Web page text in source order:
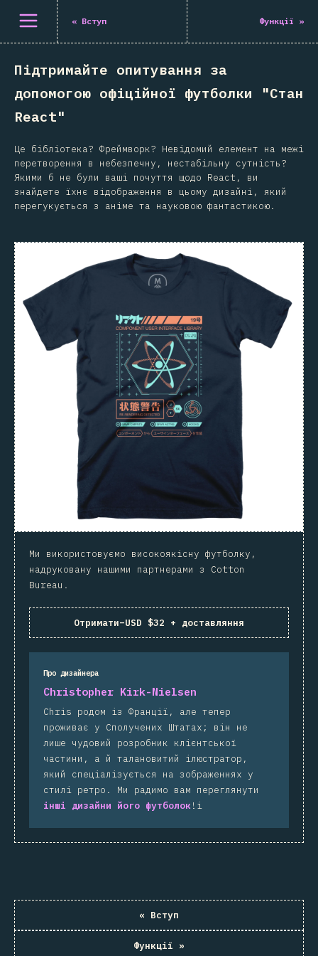
Відкрити меню
« Вступ Функції »
Підтримайте опитування за
допомогою офіційної футболки "Стан
React"
Це бібліотека? Фреймворк? Невідомий елемент на межі
перетворення в небезпечну, нестабільну сутність?
Якими б не були ваші почуття щодо React, ви
знайдете їхнє відображення в цьому дизайні, який
перегукується з аніме та науковою фантастикою.
Ми використовуємо високоякісну футболку,
надруковану нашими партнерами з Cotton
Bureau.
Отримати–USD $32 + доставляння
Про дизайнера
Christopher Kirk-Nielsen
Chris родом із Франції, але тепер
проживає у Сполучених Штатах; він не
лише чудовий розробник клієнтської
частини, а й талановитий ілюстратор,
який спеціалізується на зображеннях у
стилі ретро. Ми радимо вам переглянути
інші дизайни його футболок!і
« Вступ
Функції »